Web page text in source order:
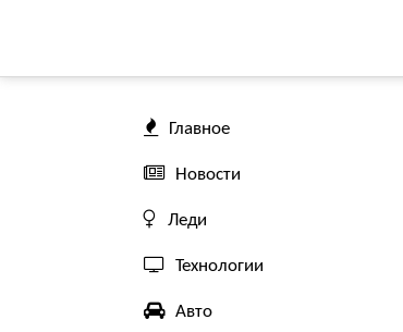
Главное
Новости
Леди
Технологии
Авто